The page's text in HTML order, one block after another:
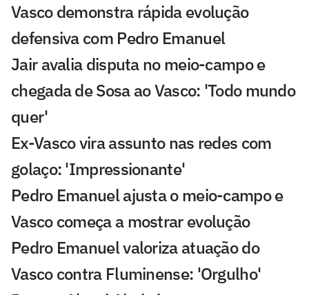
Vasco demonstra rápida evolução
defensiva com Pedro Emanuel
Jair avalia disputa no meio-campo e
chegada de Sosa ao Vasco: 'Todo mundo
quer'
Ex-Vasco vira assunto nas redes com
golaço: 'Impressionante'
Pedro Emanuel ajusta o meio-campo e
Vasco começa a mostrar evolução
Pedro Emanuel valoriza atuação do
Vasco contra Fluminense: 'Orgulho'